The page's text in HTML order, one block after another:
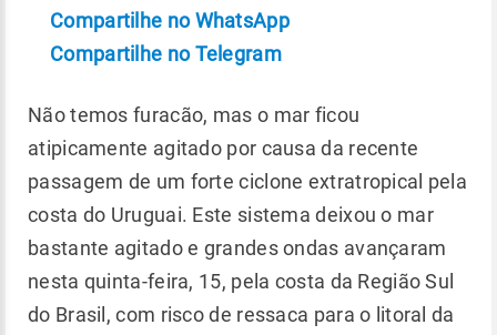
Compartilhe no WhatsApp
Compartilhe no Telegram
Não temos furacão, mas o mar ficou
atipicamente agitado por causa da recente
passagem de um forte ciclone extratropical pela
costa do Uruguai. Este sistema deixou o mar
bastante agitado e grandes ondas avançaram
nesta quinta-feira, 15, pela costa da Região Sul
do Brasil, com risco de ressaca para o litoral da